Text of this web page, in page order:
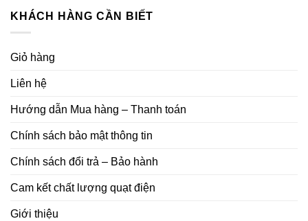
KHÁCH HÀNG CẦN BIẾT
Giỏ hàng
Liên hệ
Hướng dẫn Mua hàng – Thanh toán
Chính sách bảo mật thông tin
Chính sách đổi trả – Bảo hành
Cam kết chất lượng quạt điện
Giới thiệu